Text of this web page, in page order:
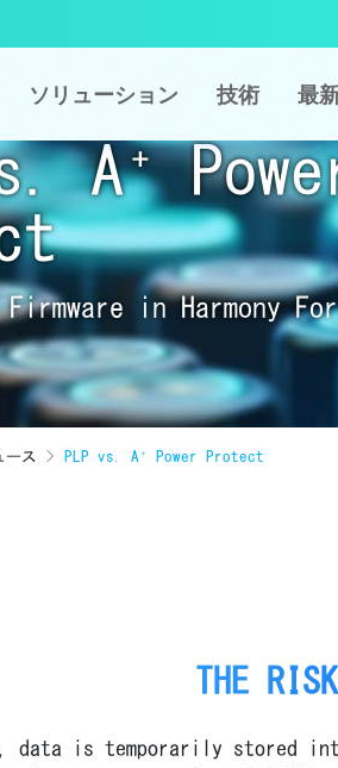
ソリューション 技術 最
A⁺
Firmware in Harmony For
ース PLP vs. A⁺ Power Protect
THE
data is temporarily stored